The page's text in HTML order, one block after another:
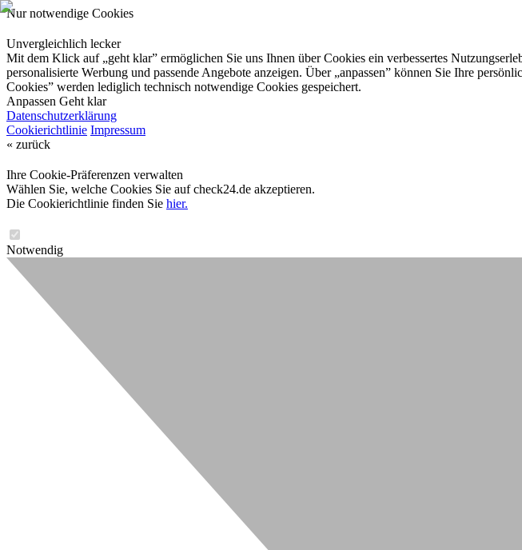
Nur notwendige Cookies
Unvergleichlich lecker
Mit dem Klick auf „geht klar” ermöglichen Sie uns Ihnen über Cookies ein verbessertes
personalisierte Werbung und passende Angebote anzeigen. Über „anpassen” können Sie Ihre
Cookies” werden lediglich technisch notwendige Cookies gespeichert.
Anpassen Geht klar
Datenschutzerklärung
Cookierichtlinie Impressum
« zurück
Ihre Cookie-Präferenzen verwalten
Wählen Sie, welche Cookies Sie auf check24.de akzeptieren.
Die Cookierichtlinie finden Sie hier.
Notwendig